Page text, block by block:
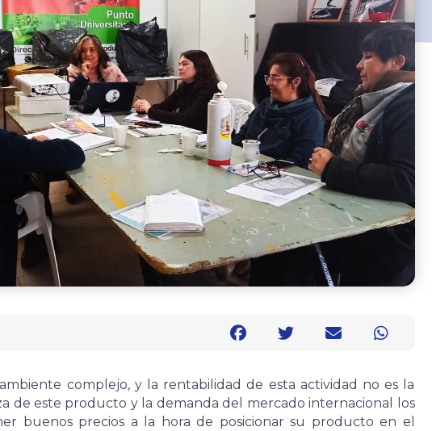
complejo, y la rentabilidad de esta actividad no es la
de este producto y la demanda del mercado internacional los
buenos precios a la hora de posicionar su producto en el